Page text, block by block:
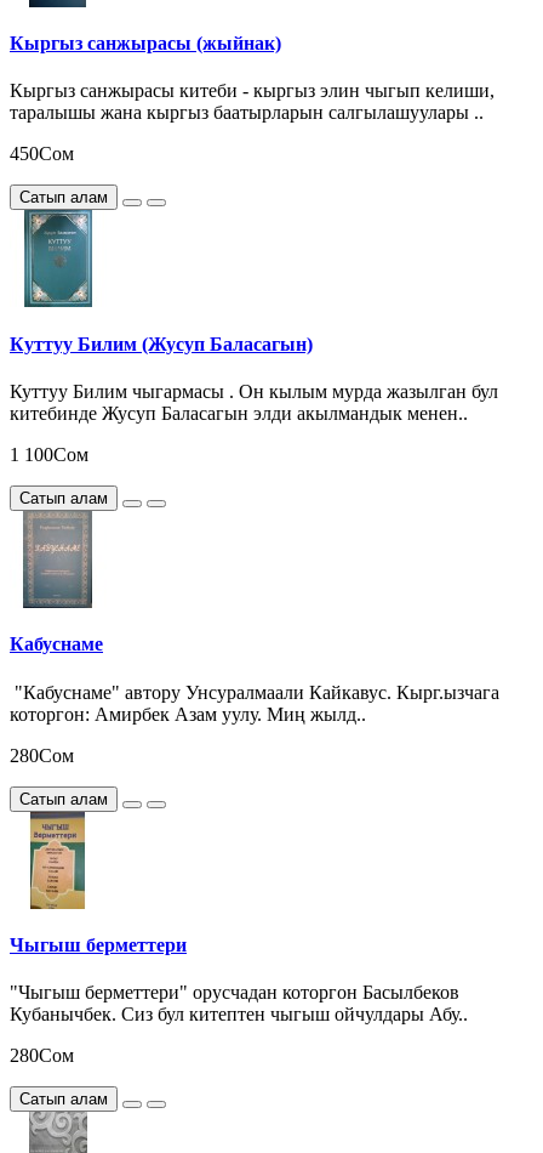
Кыргыз санжырасы (жыйнак)
Кыргыз санжырасы китеби - кыргыз элин чыгып келиши,
таралышы жана кыргыз баатырларын салгылашуулары ..
450Сом
Сатып алам
Куттуу Билим (Жусуп Баласагын)
Куттуу Билим чыгармасы . Он кылым мурда жазылган бул
китебинде Жусуп Баласагын элди акылмандык менен..
1 100Сом
Сатып алам
Кабуснаме
"Кабуснаме" автору Унсуралмаали Кайкавус. Кырг.ызчага
которгон: Амирбек Азам уулу. Миң жылд..
280Сом
Сатып алам
Чыгыш берметтери
"Чыгыш берметтери" орусчадан которгон Басылбеков
Кубанычбек. Сиз бул китептен чыгыш ойчулдары Абу..
280Сом
Сатып алам